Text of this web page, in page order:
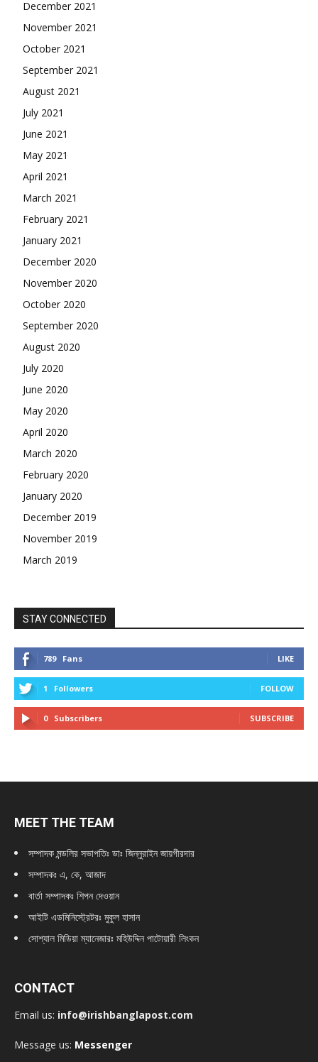
December 2021
November 2021
October 2021
September 2021
August 2021
July 2021
June 2021
May 2021
April 2021
March 2021
February 2021
January 2021
December 2020
November 2020
October 2020
September 2020
August 2020
July 2020
June 2020
May 2020
April 2020
March 2020
February 2020
January 2020
December 2019
November 2019
March 2019
STAY CONNECTED
789 Fans LIKE
1 Followers FOLLOW
0 Subscribers SUBSCRIBE
MEET THE TEAM
সম্পাদক মন্ডলির সভাপতিঃ ডাঃ জিন্নুরাইন জায়গীরদার
সম্পাদকঃ এ, কে, আজাদ
বার্তা সম্পাদকঃ শিপন দেওয়ান
আইটি এডমিনিস্ট্রেটরঃ মুকুল হাসান
সোশ্যাল মিডিয়া ম্যানেজারঃ মহিউদ্দিন পাটোয়ারী লিংকন
CONTACT
Email us: info@irishbanglapost.com
Message us: Messenger